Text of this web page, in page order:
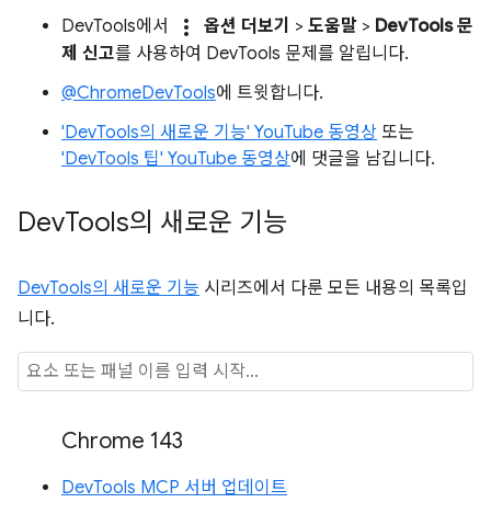
DevTools에서 more_vert 옵션 더보기 > 도움말 > DevTools 문
제 신고를 사용하여 DevTools 문제를 알립니다.
@ChromeDevTools에 트윗합니다.
'DevTools의 새로운 기능' YouTube 동영상 또는
'DevTools 팁' YouTube 동영상에 댓글을 남깁니다.
DevTools의 새로운 기능
DevTools의 새로운 기능 시리즈에서 다룬 모든 내용의 목록입
니다.
Chrome 143
DevTools MCP 서버 업데이트